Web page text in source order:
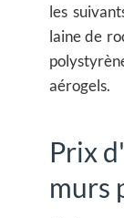
les
laine de
aérogels.
Prix
murs